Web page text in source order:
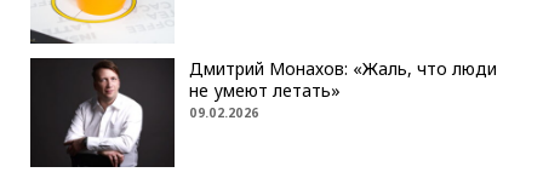
Дмитрий Монахов: «Жаль, что люди
не умеют летать»
09.02.2026